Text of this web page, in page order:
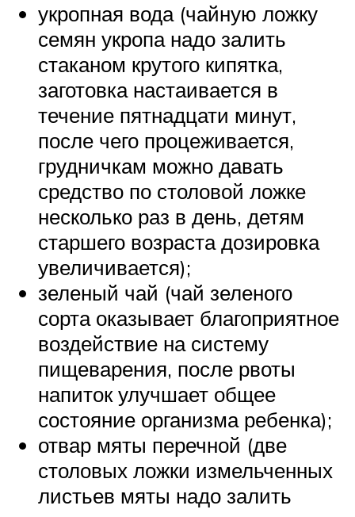
укропная вода (чайную ложку
семян укропа надо залить
стаканом крутого кипятка,
заготовка настаивается в
течение пятнадцати минут,
после чего процеживается,
грудничкам можно давать
средство по столовой ложке
несколько раз в день, детям
старшего возраста дозировка
увеличивается);
зеленый чай (чай зеленого
сорта оказывает благоприятное
воздействие на систему
пищеварения, после рвоты
напиток улучшает общее
состояние организма ребенка);
отвар мяты перечной (две
столовых ложки измельченных
листьев мяты надо залить